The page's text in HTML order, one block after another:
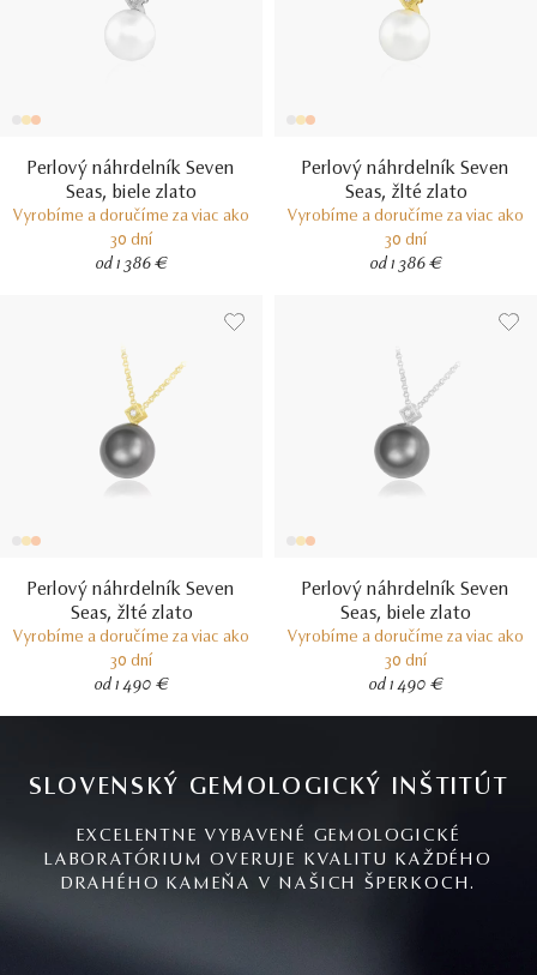
Perlový náhrdelník Seven
Seas, biele zlato
Vyrobíme a doručíme za viac ako
30 dní
od 1 386 €
Perlový náhrdelník Seven
Seas, žlté zlato
Vyrobíme a doručíme za viac ako
30 dní
od 1 386 €
Perlový náhrdelník Seven
Seas, žlté zlato
Vyrobíme a doručíme za viac ako
30 dní
od 1 490 €
Perlový náhrdelník Seven
Seas, biele zlato
Vyrobíme a doručíme za viac ako
30 dní
od 1 490 €
SLOVENSKÝ GEMOLOGICKÝ INŠTITÚT
EXCELENTNE VYBAVENÉ GEMOLOGICKÉ
LABORATÓRIUM OVERUJE KVALITU KAŽDÉHO
DRAHÉHO KAMEŇA V NAŠICH ŠPERKOCH.